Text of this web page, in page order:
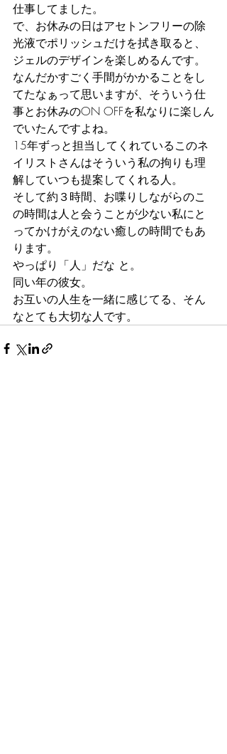
仕事してました。
で、お休みの日はアセトンフリーの除
光液でポリッシュだけを拭き取ると、
ジェルのデザインを楽しめるんです。
なんだかすごく手間がかかることをし
てたなぁって思いますが、そういう仕
事とお休みのON OFFを私なりに楽しん
でいたんですよね。
15年ずっと担当してくれているこのネ
イリストさんはそういう私の拘りも理
解していつも提案してくれる人。
そして約３時間、お喋りしながらのこ
の時間は人と会うことが少ない私にと
ってかけがえのない癒しの時間でもあ
ります。
やっぱり「人」だな と。
同い年の彼女。
お互いの人生を一緒に感じてる、そん
なとても大切な人です。